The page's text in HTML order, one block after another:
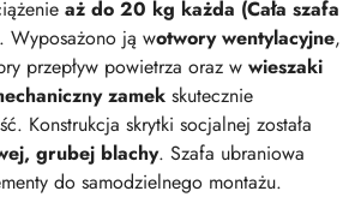
aż do 20 kg każda (Cała szafa
. Wyposażono ją wotwory wentylacyjne,
przepływ powietrza oraz w wieszaki
zamek skutecznie
Konstrukcja skrytki socjalnej została
grubej blachy. Szafa ubraniowa
do samodzielnego montażu.